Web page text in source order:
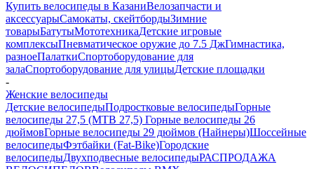
Купить велосипеды в КазаниВелозапчасти и
аксессуарыСамокаты, скейтбордыЗимние
товарыБатутыМототехникаДетские игровые
комплексыПневматическое оружие до 7.5 ДжГимнастика,
разноеПалаткиСпортоборудование для
залаСпортоборудование для улицыДетские площадки
-
Женские велосипеды
Детские велосипедыПодростковые велосипедыГорные
велосипеды 27,5 (MTB 27,5) Горные велосипеды 26
дюймовГорные велосипеды 29 дюймов (Найнеры)Шоссейные
велосипедыФэтбайки (Fat-Bike)Городские
велосипедыДвухподвесные велосипедыРАСПРОДАЖА